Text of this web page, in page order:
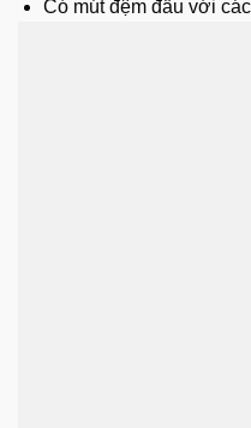
Có mút đệm đầu với